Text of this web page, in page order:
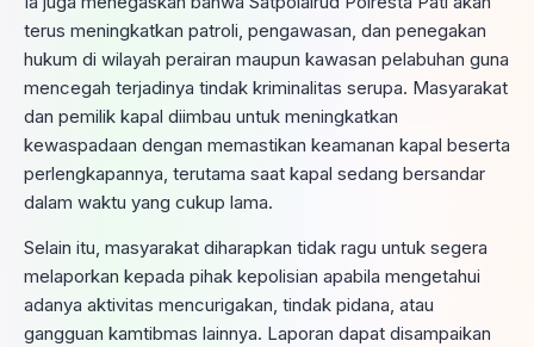
terus meningkatkan patroli, pengawasan, dan penegakan
hukum di wilayah perairan maupun kawasan pelabuhan guna
mencegah terjadinya tindak kriminalitas serupa. Masyarakat
dan pemilik kapal diimbau untuk meningkatkan
kewaspadaan dengan memastikan keamanan kapal beserta
perlengkapannya, terutama saat kapal sedang bersandar
dalam waktu yang cukup lama.
Selain itu, masyarakat diharapkan tidak ragu untuk segera
melaporkan kepada pihak kepolisian apabila mengetahui
adanya aktivitas mencurigakan, tindak pidana, atau
gangguan kamtibmas lainnya. Laporan dapat disampaikan